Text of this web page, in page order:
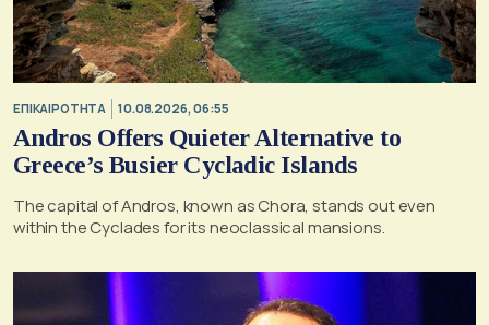
ΕΠΙΚΑΙΡΟΤΗΤΑ 10.08.2026, 06:55
Andros Offers Quieter Alternative to
Greece’s Busier Cycladic Islands
The capital of Andros, known as Chora, stands out even
within the Cyclades for its neoclassical mansions.